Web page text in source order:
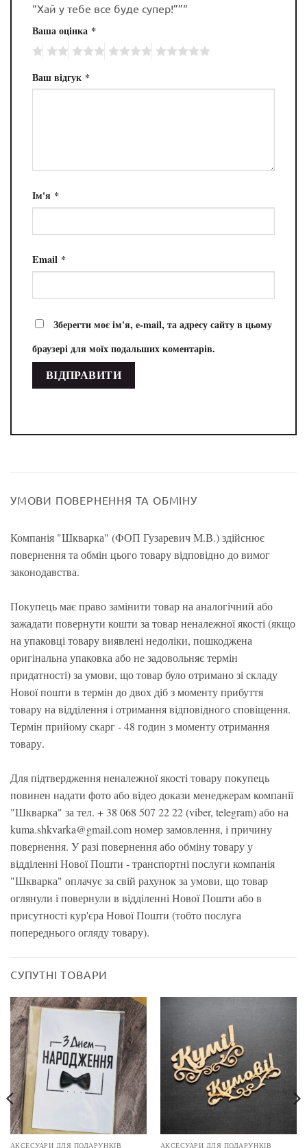
“Хай у тебе все буде супер!””“
Ваша оцінка *
Ваш відгук *
Ім'я *
Email *
Зберегти моє ім'я, e-mail, та адресу сайту в цьому
браузері для моїх подальших коментарів.
УМОВИ ПОВЕРНЕННЯ ТА ОБМІНУ
Компанія "Шкварка" (ФОП Гузаревич М.В.) здійснює
повернення та обмін цього товару відповідно до вимог
законодавства.
Покупець має право замінити товар на аналогічний або
зажадати повернути кошти за товар неналежної якості (якщо
на упаковці товару виявлені недоліки, пошкоджена
оригінальна упаковка або не задовольняє термін
придатності) за умови, що товар було отримано зі складу
Нової пошти в термін до двох діб з моменту прибуття
товару на відділення і отримання відповідного сповіщення.
Термін прийому скарг - 48 годин з моменту отримання
товару.
Для підтвердження неналежної якості товару покупець
повинен надати фото або відео докази менеджерам компанії
"Шкварка" за тел. + 38 068 507 22 22 (viber, telegram) або на
kuma.shkvarka@gmail.com номер замовлення, і причину
повернення. У разі повернення або обміну товару у
відділенні Нової Пошти - транспортні послуги компанія
"Шкварка" оплачує за свій рахунок за умови, що товар
оглянули і повернули в відділенні Нової Пошти або в
присутності кур'єра Нової Пошти (тобто послуга
попереднього огляду товару).
СУПУТНІ ТОВАРИ
АКСЕСУАРИ ДЛЯ ПОДАРУНКІВ АКСЕСУАРИ ДЛЯ ПОДАРУНКІВ